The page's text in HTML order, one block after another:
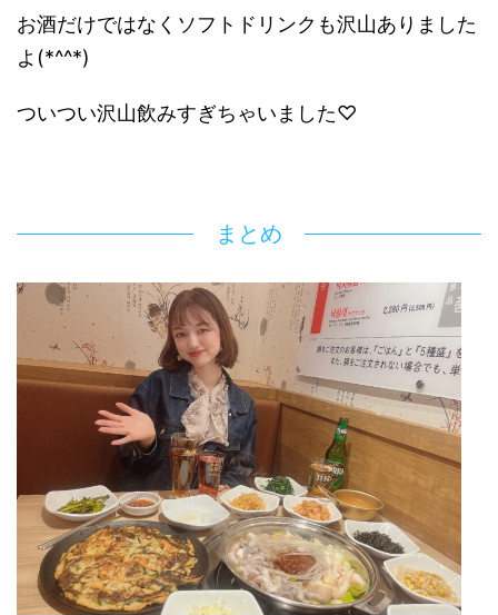
お酒だけではなくソフトドリンクも沢山ありました
よ(*^^*)
ついつい沢山飲みすぎちゃいました♡
まとめ